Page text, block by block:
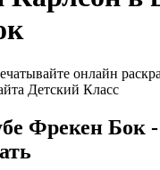
онлайн
Детский Класс
Фрекен Бок -